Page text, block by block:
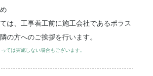
は、工事着工前に施工会社であるポラス
の方へのご挨拶を行います。
ては実施しない場合もございます。